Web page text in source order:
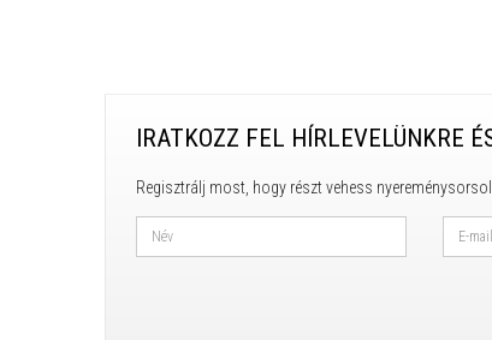
IRATKOZZ FEL HÍRLEVELÜNKRE
Regisztrálj most, hogy részt vehess